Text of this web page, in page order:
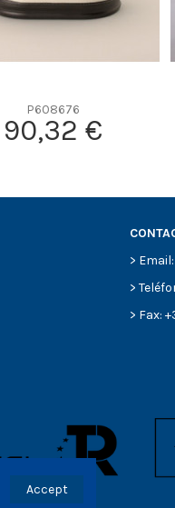
P608676
90,32 €
>
>
> Fax:
Accept